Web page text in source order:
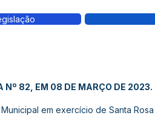
Nº 82, EM 08 DE MARÇO DE 2023.
em exercício de Santa